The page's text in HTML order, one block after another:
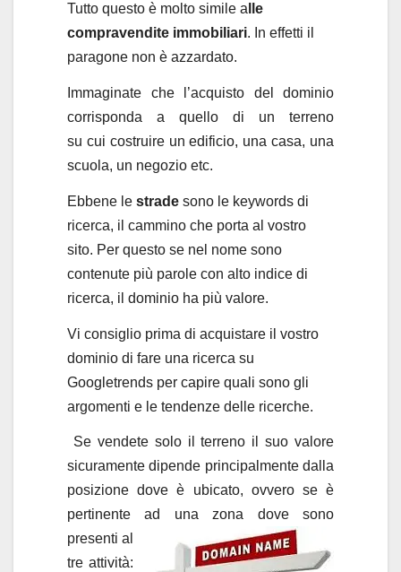
Tutto questo è molto simile a lle
compravendite immobiliari. In effetti il
paragone non è azzardato.
Immaginate che l’acquisto del dominio
corrisponda a quello di un terreno
su cui costruire un edificio, una casa, una
scuola, un negozio etc.
Ebbene le strade sono le keywords di
ricerca, il cammino che porta al vostro
sito. Per questo se nel nome sono
contenute più parole con alto indice di
ricerca, il dominio ha più valore.
Vi consiglio prima di acquistare il vostro
dominio di fare una ricerca su
Googletrends per capire quali sono gli
argomenti e le tendenze delle ricerche.
Se vendete solo il terreno il suo valore
sicuramente dipende principalmente dalla
posizione dove è ubicato, ovvero se è
pertinente ad una zona dove sono
presenti al
tre attività: